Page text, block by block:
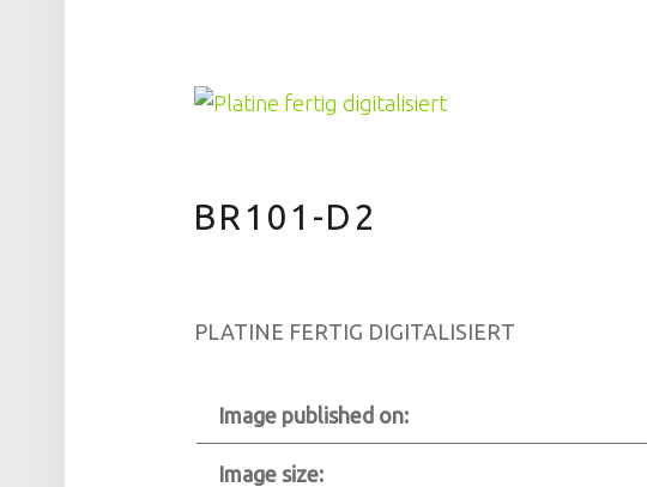
BR101-D2
PLATINE FERTIG DIGITALISIERT
Image published on:
Image size: